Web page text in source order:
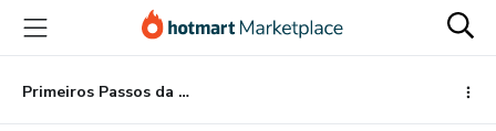
para
conteúdo
principal
para
pagamento
para
rodapé
Primeiros Passos da Reabilitação Abdominal Pós Parto